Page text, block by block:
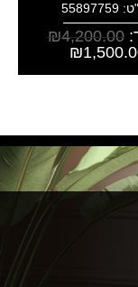
₪4,200.00
₪